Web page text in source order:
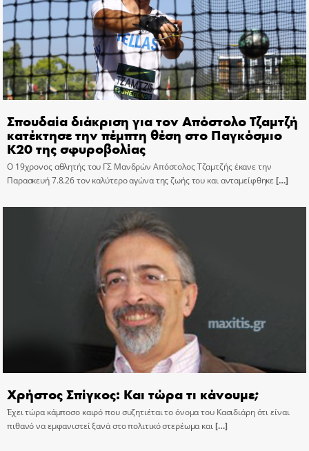
Σπουδαία διάκριση για τον Απόστολο Τζαμτζή
κατέκτησε την πέμπτη θέση στο Παγκόσμιο
Κ20 της σφυροβολίας
Ο 19χρονος αθλητής του ΓΣ Μανδρών Απόστολος Τζαμτζής έκανε την
Παρασκευή 7.8.26 τον καλύτερο αγώνα της ζωής του και ανταμείφθηκε[…]
Χρήστος Σπίγκος: Και τώρα τι κάνουμε;
Έχει τώρα κάμποσο καιρό που συζητιέται το όνομα του Κασιδιάρη ότι είναι
πιθανό να εμφανιστεί ξανά στο πολιτικό στερέωμα και[…]